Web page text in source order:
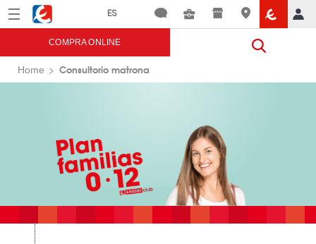
Menú Eroski
COMPRA ONLINE
Home Consultorio matrona